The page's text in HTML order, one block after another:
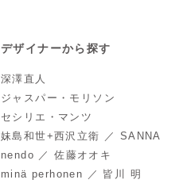
デザイナーから探す
深澤直人
ジャスパー・モリソン
セシリエ・マンツ
妹島和世+西沢立衛 ／ SANNA
nendo ／ 佐藤オオキ
minä perhonen ／ 皆川 明